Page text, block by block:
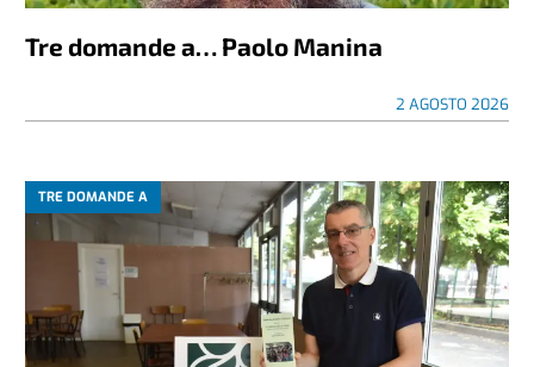
Tre domande a… Paolo Manina
2 AGOSTO 2026
TRE DOMANDE A